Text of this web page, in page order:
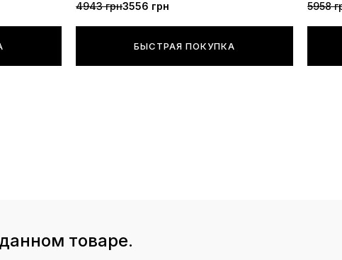
4943 грн3556 грн
БЫСТРАЯ ПОКУПКА
5958
товаре.